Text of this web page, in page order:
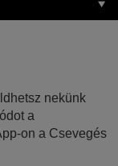
nekünk
a
on a Csevegés